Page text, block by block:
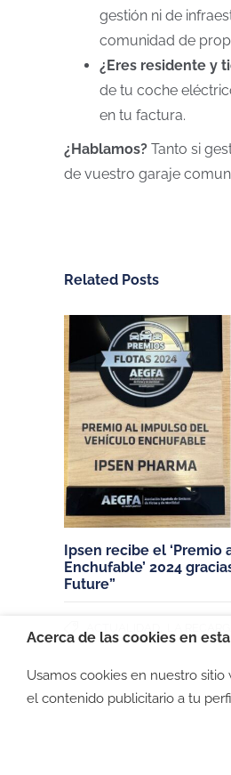
gestión ni de
comunidad de
¿Eres residente y
de tu coche
en tu factura.
¿Hablamos? Tanto si
de vuestro garaje
Related Posts
Ipsen recibe el
Enchufable’ 2024
Future”
ACTUALIDAD
Contáctanos
Sobre ChargeGuru
Trabaja con nosotros
PRENSA
Español (España)
Miembros de:
Acerca de las cookies en
Usamos cookies en nuestro
el contenido publicitario a tu